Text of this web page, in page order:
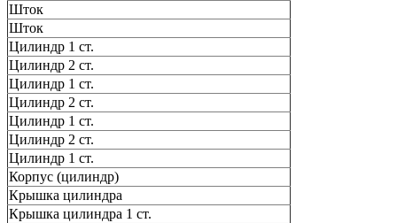
Шток
Шток
Цилиндр 1 ст.
Цилиндр 2 ст.
Цилиндр 1 ст.
Цилиндр 2 ст.
Цилиндр 1 ст.
Цилиндр 2 ст.
Цилиндр 1 ст.
Корпус (цилиндр)
Крышка цилиндра
Крышка цилиндра 1 ст.